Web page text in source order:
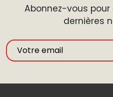
Abonnez-vous
dernières